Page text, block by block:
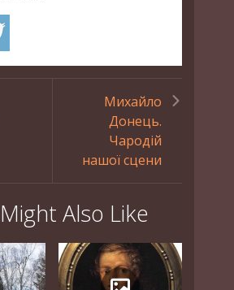
Михайло
Донець.
Чародій
нашої сцени
Also Like